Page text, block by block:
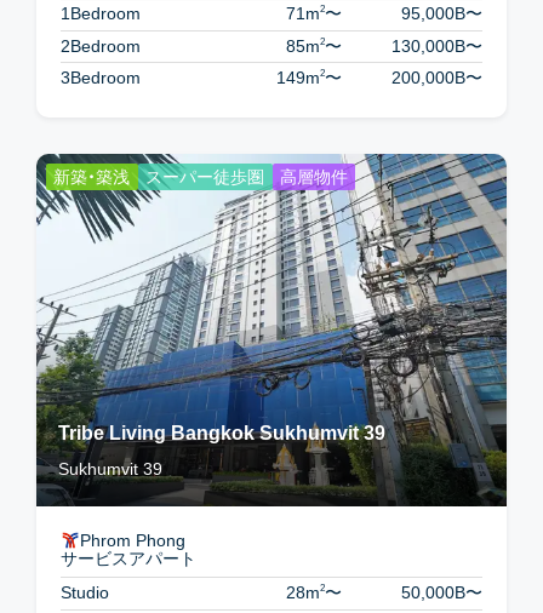
1Bedroom
71m2〜 95,000B〜
2Bedroom
85m2〜 130,000B〜
3Bedroom
149m2〜 200,000B〜
新築・築浅 スーパー徒歩圏 高層物件
Tribe Living Bangkok Sukhumvit 39
Sukhumvit 39
Phrom Phong
サービスアパート
Studio
28m2〜 50,000B〜